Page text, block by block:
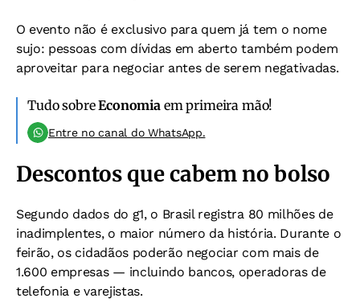
O evento não é exclusivo para quem já tem o nome
sujo: pessoas com dívidas em aberto também podem
aproveitar para negociar antes de serem negativadas.
Tudo sobreEconomiaem primeira mão!
Entre no canal do WhatsApp.
Descontos que cabem no bolso
Segundo dados do g1, o Brasil registra 80 milhões de
inadimplentes, o maior número da história. Durante o
feirão, os cidadãos poderão negociar com mais de
1.600 empresas — incluindo bancos, operadoras de
telefonia e varejistas.